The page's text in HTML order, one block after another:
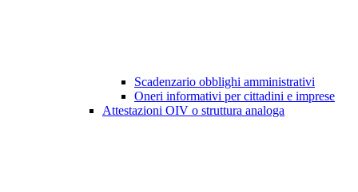
Scadenzario obblighi amministrativi
Oneri informativi per cittadini e imprese
Attestazioni OIV o struttura analoga